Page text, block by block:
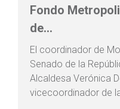
Fondo
de...
El coordinador de
Senado de la
Alcaldesa Verónica
vicecoordinador de